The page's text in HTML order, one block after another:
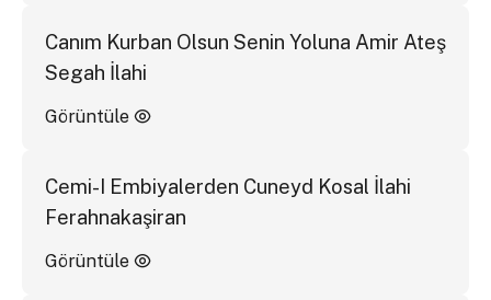
Canım Kurban Olsun Senin Yoluna Amir Ateş
Segah İlahi
Görüntüle
Cemi-I Embiyalerden Cuneyd Kosal İlahi
Ferahnakaşiran
Görüntüle